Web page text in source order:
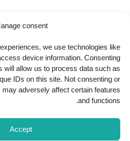
consent
we use technologies like
device information. Consenting
will allow us to process data such as
IDs on this site. Not consenting or
adversely affect certain features
and functions.
Accept